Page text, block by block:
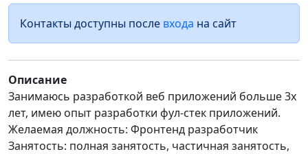
Контакты доступны после входа на сайт
Описание
Занимаюсь разработкой веб приложений больше 3х
лет, имею опыт разработки фул-стек приложений.
Желаемая должность: Фронтенд разработчик
Занятость: полная занятость, частичная занятость,